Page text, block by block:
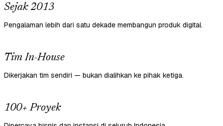
Sejak 2013
Pengalaman lebih dari satu dekade membangun produk digital.
Tim In-House
Dikerjakan tim sendiri — bukan dialihkan ke pihak ketiga.
100+ Proyek